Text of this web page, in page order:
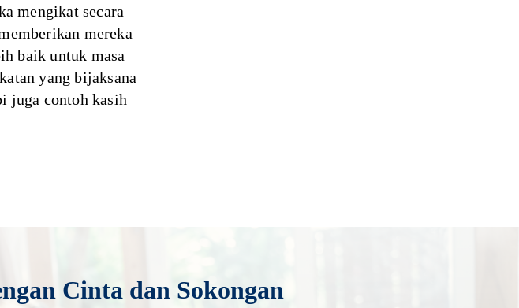
mengikat secara
mereka
baik untuk masa
yang bijaksana
juga contoh kasih
Cinta dan Sokongan